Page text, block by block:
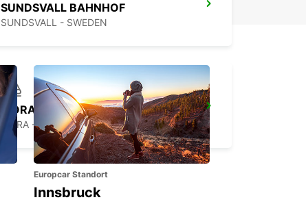
SUNDSVALL BAHNHOF
SUNDSVALL - SWEDEN
MORA TRAINSTATION
MORA - SWEDEN
Europcar Standort
Innsbruck